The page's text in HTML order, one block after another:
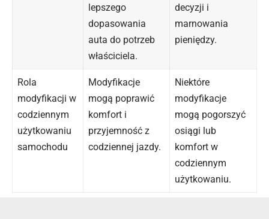
lepszego
dopasowania
auta do potrzeb
właściciela.
decyzji i
marnowania
pieniędzy.
Rola
modyfikacji w
codziennym
użytkowaniu
samochodu
Modyfikacje
mogą poprawić
komfort i
przyjemność z
codziennej jazdy.
Niektóre
modyfikacje
mogą pogorszyć
osiągi lub
komfort w
codziennym
użytkowaniu.